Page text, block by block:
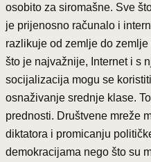
osobito za siromašne. Sve
je prijenosno računalo i
razlikuje od zemlje do
što je najvažnije, Internet i s
socijalizacija mogu se
osnaživanje srednje klase.
prednosti. Društvene mreže
diktatora i promicanju
demokracijama nego što su